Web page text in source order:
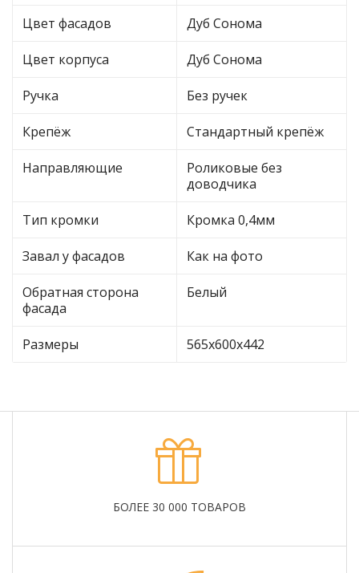
Цвет фасадов Дуб Сонома
Цвет корпуса Дуб Сонома
Ручка Без ручек
Крепёж Стандартный крепёж
Направляющие
Роликовые без
доводчика
Тип кромки Кромка 0,4мм
Завал у фасадов Как на фото
Обратная сторона
фасада
Белый
Размеры 565х600х442
БОЛЕЕ 30 000 ТОВАРОВ